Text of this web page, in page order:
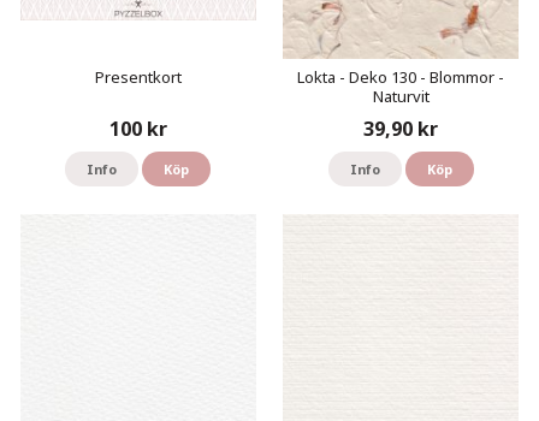
Presentkort
100 kr
Info Köp
Lokta - Deko 130 - Blommor -
Naturvit
39,90 kr
Info Köp